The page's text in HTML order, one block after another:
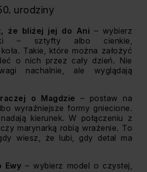
urodziny
że bliżej jej do Ani – wybierz
– sztyfty albo cienkie,
Takie, które można założyć
o nich przez cały dzień. Nie
nachalnie, ale wyglądają
o Magdzie – postaw na
wyraźniejsze formy gniecione.
kierunek. W połączeniu z
marynarką robią wrażenie. To
wiesz, że lubi, gdy detal ma
Ewy – wybierz model o czystej,